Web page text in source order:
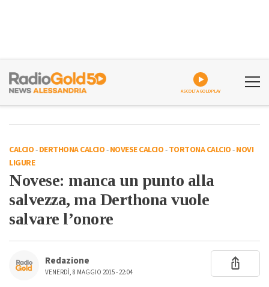
ASCOLTA GOLDPLAY
CALCIO-DERTHONA CALCIO-NOVESE CALCIO-TORTONA CALCIO-NOVI
LIGURE
Novese: manca un punto alla
salvezza, ma Derthona vuole
salvare l’onore
Redazione
VENERDÌ, 8 MAGGIO 2015 - 22:04